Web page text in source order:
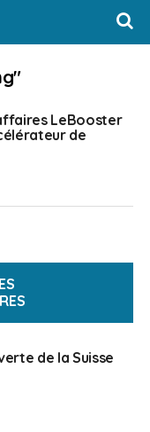
LeBooster
de
de la Suisse